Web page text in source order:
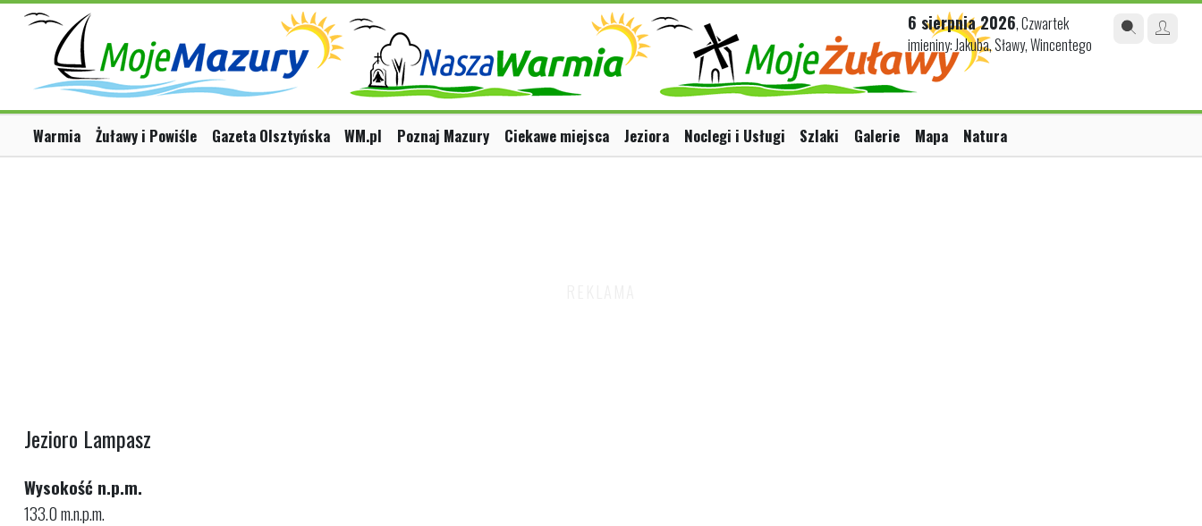
6 sierpnia 2026, Czwartek
imieniny: Jakuba, Sławy, Wincentego
Warmia Żuławy i Powiśle Gazeta Olsztyńska WM.pl Poznaj Mazury Ciekawe miejsca Jeziora Noclegi i Usługi Szlaki Galerie Mapa Natura
Jezioro Lampasz
Wysokość n.p.m.
133.0 m.n.p.m.